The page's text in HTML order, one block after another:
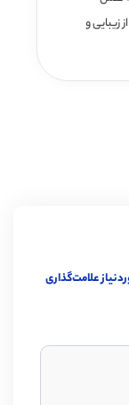
و
علامت‌گذاری